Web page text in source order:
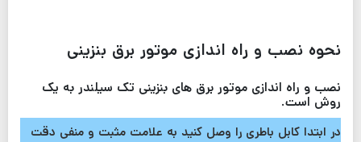
نحوه نصب و راه اندازی موتور برق بنزینی
نصب و راه اندازی موتور برق های بنزینی تک سیلندر به یک
روش است.
در ابتدا کابل باطری را وصل کنید به علامت مثبت و منفی دقت